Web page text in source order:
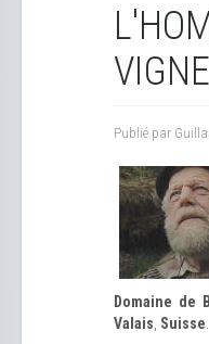
VIGNE
Publié par
Domaine de
Valais Suisse